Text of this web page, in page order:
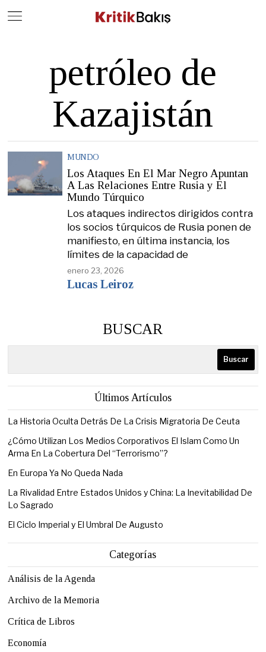
petróleo de
Kazajistán
MUNDO
Los Ataques En El Mar Negro Apuntan
A Las Relaciones Entre Rusia y El
Mundo Túrquico
Los ataques indirectos dirigidos contra
los socios túrquicos de Rusia ponen de
manifiesto, en última instancia, los
límites de la capacidad de
enero 23, 2026
Lucas Leiroz
BUSCAR
Buscar
Últimos Artículos
La Historia Oculta Detrás De La Crisis Migratoria De Ceuta
¿Cómo Utilizan Los Medios Corporativos El Islam Como Un
Arma En La Cobertura Del “Terrorismo”?
En Europa Ya No Queda Nada
La Rivalidad Entre Estados Unidos y China: La Inevitabilidad De
Lo Sagrado
El Ciclo Imperial y El Umbral De Augusto
Categorías
Análisis de la Agenda
Archivo de la Memoria
Crítica de Libros
Economía